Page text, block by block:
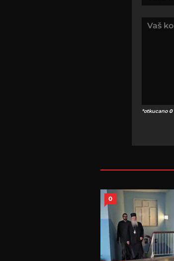
*otkucano 0
0